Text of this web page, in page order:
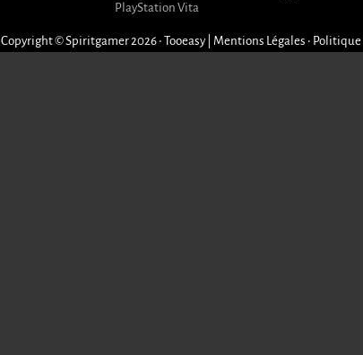
PlayStation Vita
Copyright © Spiritgamer 2026 • Tooeasy Mentions Légales •